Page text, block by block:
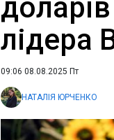
лідера
09:06 08.08.2025 Пт
НАТАЛІЯ ЮРЧЕНКО